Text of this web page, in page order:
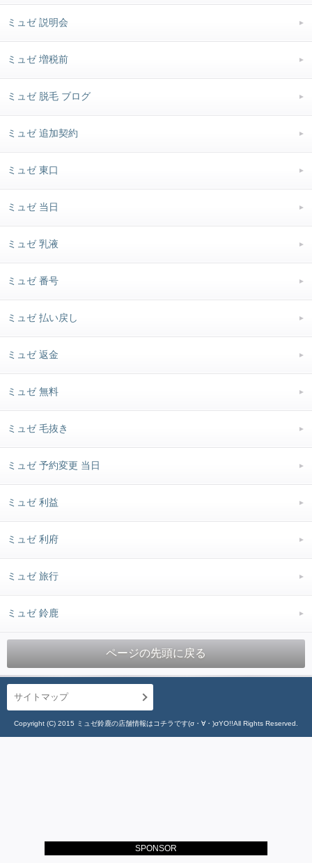
ミュゼ 説明会
ミュゼ 増税前
ミュゼ 脱毛 ブログ
ミュゼ 追加契約
ミュゼ 東口
ミュゼ 当日
ミュゼ 乳液
ミュゼ 番号
ミュゼ 払い戻し
ミュゼ 返金
ミュゼ 無料
ミュゼ 毛抜き
ミュゼ 予約変更 当日
ミュゼ 利益
ミュゼ 利府
ミュゼ 旅行
ミュゼ 鈴鹿
ページの先頭に戻る
サイトマップ
Copyright (C) 2015 ミュゼ鈴鹿の店舗情報はコチラです(σ・∀・)σYO!!All Rights Reserved.
SPONSOR